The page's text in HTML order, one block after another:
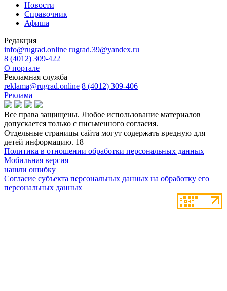
Новости
Справочник
Афиша
Редакция
info@rugrad.online rugrad.39@yandex.ru
8 (4012) 309-422
О портале
Рекламная служба
reklama@rugrad.online 8 (4012) 309-406
Реклама
Все права защищены. Любое использование материалов
допускается только с письменного согласия.
Отдельные страницы сайта могут содержать вредную для
детей информацию. 18+
Политика в отношении обработки персональных данных
Мобильная версия
нашли ошибку
Согласие субъекта персональных данных на обработку его
персональных данных